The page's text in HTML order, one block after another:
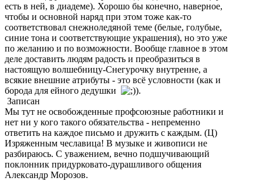
есть в ней, в диадеме). Хорошо бы конечно, наверное,
чтобы и основной наряд при этом тоже как-то
соответствовал снежноледяной теме (белые, голубые,
синие тона и соответствующие украшения), но это уже
по желанию и по возможности. Вообще главное в этом
деле доставить людям радость и преобразиться в
настоящую волшебницу-Снегурочку внутренне, а
всякие внешние атрибуты - это всё условности (как и
борода для ейного дедушки
).
Записан
Мы тут не освобожденные профсоюзные работники и
нет ни у кого такого обязательства - непременно
ответить на каждое письмо и дружить с каждым. (Ц)
Изряженным чеславица! В музыке и живописи не
разбираюсь. С уважением, вечно подшучивающий
поклонник придурковато-дурашливого общения
Александр Морозов.